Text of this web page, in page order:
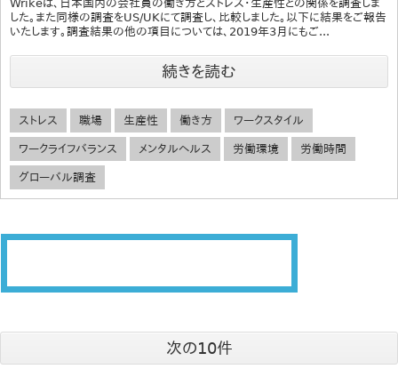
Wrikeは、日本国内の会社員の働き方とストレス・生産性との関係を調査しま
した。また同様の調査をUS/UKにて調査し、比較しました。以下に結果をご報告
いたします。調査結果の他の項目については、2019年3月にもご...
続きを読む
ストレス 職場 生産性 働き方 ワークスタイル
ワークライフバランス メンタルヘルス 労働環境 労働時間
グローバル調査
次の10件